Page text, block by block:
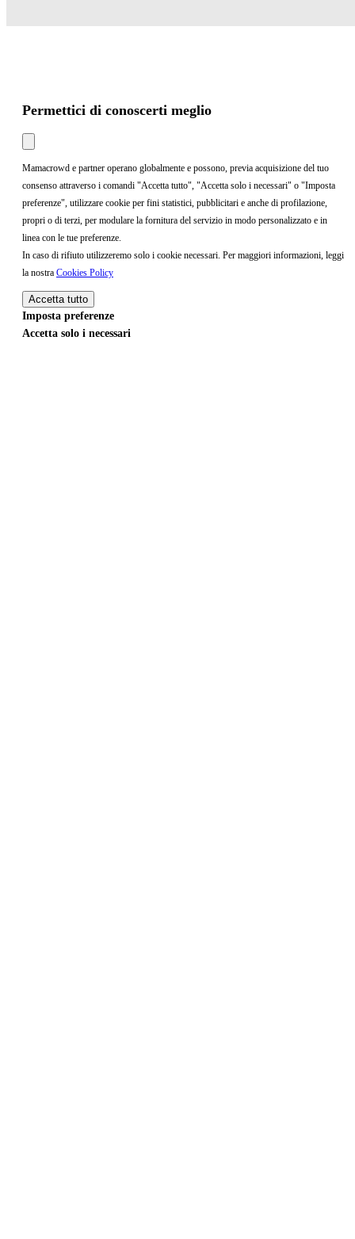
Permettici di conoscerti meglio
Mamacrowd e partner operano globalmente e possono, previa acquisizione del tuo
consenso attraverso i comandi "Accetta tutto", "Accetta solo i necessari" o "Imposta
preferenze", utilizzare cookie per fini statistici, pubblicitari e anche di profilazione,
propri o di terzi, per modulare la fornitura del servizio in modo personalizzato e in
linea con le tue preferenze.
In caso di rifiuto utilizzeremo solo i cookie necessari. Per maggiori informazioni, leggi
la nostra Cookies Policy
Accetta tutto
Imposta preferenze
Accetta solo i necessari